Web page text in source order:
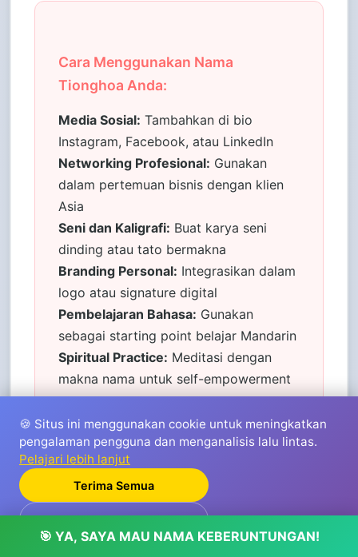
Cara Menggunakan Nama
Tionghoa Anda:
Media Sosial: Tambahkan di bio
Instagram, Facebook, atau LinkedIn
Networking Profesional: Gunakan
dalam pertemuan bisnis dengan klien
Asia
Seni dan Kaligrafi: Buat karya seni
dinding atau tato bermakna
Branding Personal: Integrasikan dalam
logo atau signature digital
Pembelajaran Bahasa: Gunakan
sebagai starting point belajar Mandarin
Spiritual Practice: Meditasi dengan
makna nama untuk self-empowerment
🌟 Tips Profesional untuk Hasil Optimal
🎯 YA, SAYA MAU NAMA KEBERUNTUNGAN!
🍪 Situs ini menggunakan cookie untuk meningkatkan
pengalaman pengguna dan menganalisis lalu lintas.
Pelajari lebih lanjut
Terima Semua
Tolak